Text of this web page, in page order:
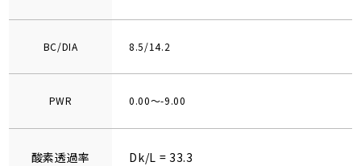
BC/DIA 8.5/14.2
PWR 0.00～-9.00
酸素透過率 Dk/L = 33.3